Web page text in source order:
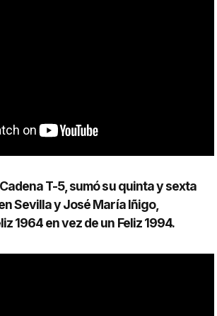
T-5, sumó su quinta y sexta
Sevilla y José María Iñigo,
1964 en vez de un Feliz 1994.